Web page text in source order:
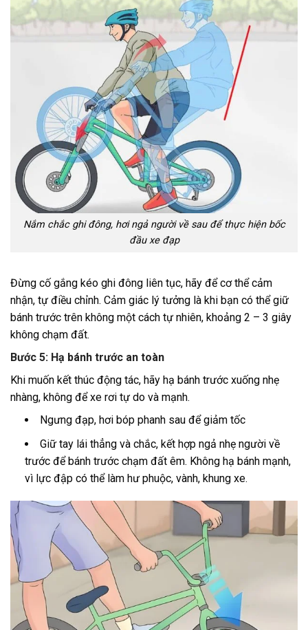
Nắm chắc ghi đông, hơi ngả người về sau để thực hiện bốc
đầu xe đạp
Đừng cố gắng kéo ghi đông liên tục, hãy để cơ thể cảm
nhận, tự điều chỉnh. Cảm giác lý tưởng là khi bạn có thể giữ
bánh trước trên không một cách tự nhiên, khoảng 2 – 3 giây
không chạm đất.
Bước 5: Hạ bánh trước an toàn
Khi muốn kết thúc động tác, hãy hạ bánh trước xuống nhẹ
nhàng, không để xe rơi tự do và mạnh.
Ngưng đạp, hơi bóp phanh sau để giảm tốc
Giữ tay lái thẳng và chắc, kết hợp ngả nhẹ người về
trước để bánh trước chạm đất êm. Không hạ bánh mạnh,
vì lực đập có thể làm hư phuộc, vành, khung xe.